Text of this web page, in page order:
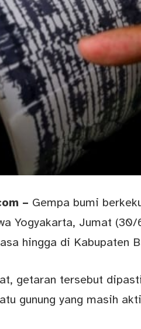
– Gempa bumi
Yogyakarta, Jumat
hingga di Kabupaten
getaran tersebut
gunung yang masih